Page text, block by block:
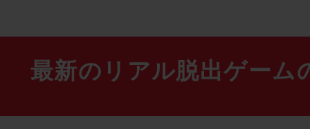
最新のリアル脱出ゲーム